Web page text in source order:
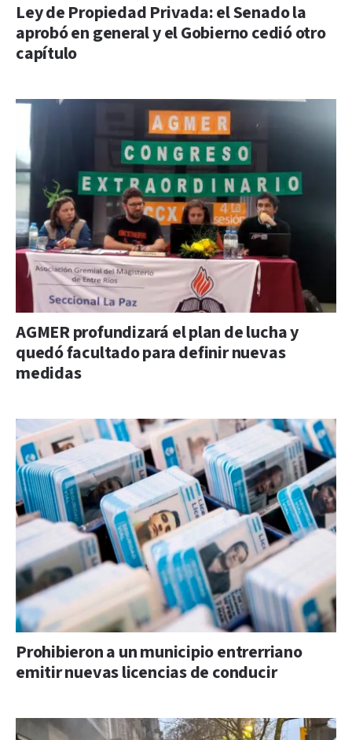
Ley de Propiedad Privada: el Senado la
aprobó en general y el Gobierno cedió otro
capítulo
AGMER profundizará el plan de lucha y
quedó facultado para definir nuevas
medidas
Prohibieron a un municipio entrerriano
emitir nuevas licencias de conducir